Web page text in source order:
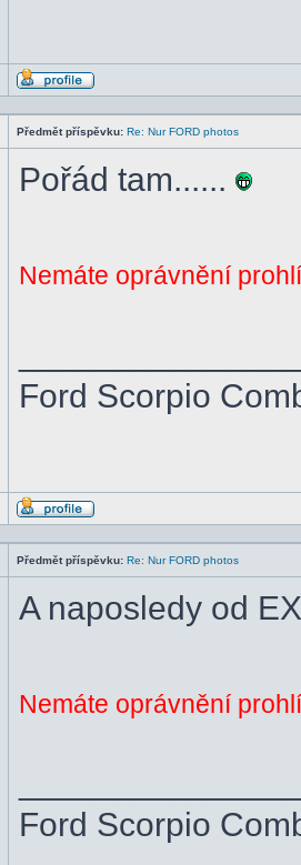
Profil
Předmět příspěvku: Re: Nur FORD photos
Pořád tam......
Nemáte oprávnění
Ford Scorpio
Profil
Předmět příspěvku: Re: Nur FORD photos
A naposledy od
Nemáte oprávnění
Ford Scorpio